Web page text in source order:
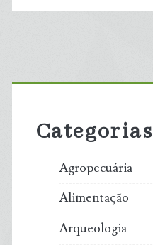
Primary
Sidebar
Categorias
Agropecuária
Alimentação
Arqueologia